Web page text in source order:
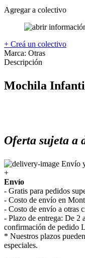
Agregar a colectivo
+ Creá un colectivo
Marca: Otras
Descripción
Mochila
Oferta sujeta a
Envío
+
Envío
- Gratis para pedidos
- Costo de envío en
- Costo de envío a otras
- Plazo de entrega: De 2
confirmación de pedido
* Nuestros plazos
especiales.